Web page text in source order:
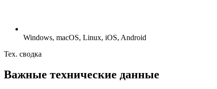
Windows, macOS, Linux, iOS, Android
Тех. сводка
Важные технические данные